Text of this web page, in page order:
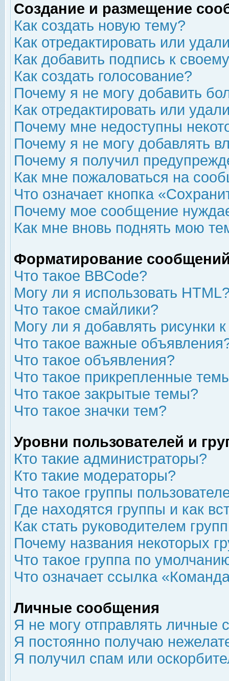
Создание и размещение
Как создать новую тему?
Как отредактировать или
Как добавить подпись к
Как создать голосование?
Почему я не могу добавить
Как отредактировать или
Почему мне недоступны
Почему я не могу добавлять
Почему я получил
Как мне пожаловаться на
Что означает кнопка
Почему мое сообщение
Как мне вновь поднять мою
Форматирование
Что такое BBCode?
Могу ли я использовать
Что такое смайлики?
Могу ли я добавлять рисунки
Что такое важные
Что такое объявления?
Что такое прикрепленные
Что такое закрытые темы?
Что такое значки тем?
Уровни пользователей и
Кто такие администраторы?
Кто такие модераторы?
Что такое группы
Где находятся группы и как
Как стать руководителем
Почему названия некоторых
Что такое группа по
Что означает ссылка
Личные сообщения
Я не могу отправлять личные
Я постоянно получаю
Я получил спам или